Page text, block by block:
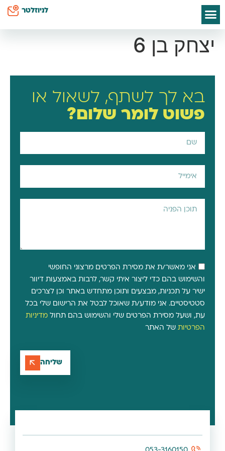
לתוכן
לניוזלטר
יצחק בן 6
בא לך לשתף, לשאול או
פשוט לומר שלום?
אני מאשר/ת את מסירת הפרטים מרצוני החופשי
והשימוש בהם כדי ליצור איתי קשר, לרבות באמצעות דיוור
ישיר על תכניות, מבצעים ותוכן מתחדש באתר וכן לצרכים
סטטיסטיים. אני מודע/ת שאוכל לבטל את הרישום שלי בכל
עת, ושעל מסירת הפרטים שלי והשימוש בהם תחול מדיניות
הפרטיות של האתר
שליחה